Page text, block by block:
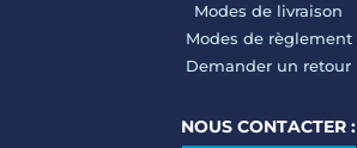
Modes de livraison
Modes de règlement
Demander un retour
NOUS CONTACTER :